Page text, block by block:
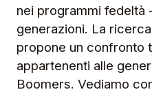
nei programmi fedeltà
generazioni. La
propone un confronto
appartenenti alle
Boomers. Vediamo